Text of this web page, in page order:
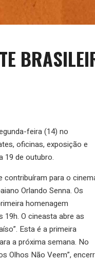
feira (14) no
oficinas, exposição e
19 de outubro.
contribuíram para o
Orlando Senna. Os
homenagem
O cineasta abre as
Esta é a primeira
a próxima semana. No
Olhos Não Veem”,